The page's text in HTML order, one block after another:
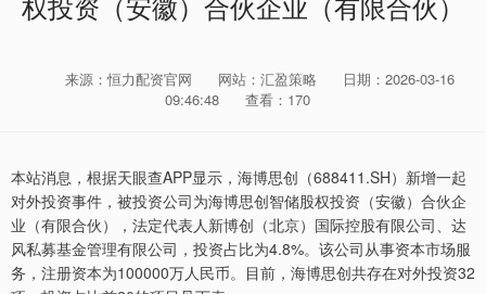
来源：恒力配资官网 网站：汇盈策略
日期：2026-03-16
09:46:48
查看：170
本站消息，根据天眼查APP显示，海博思创（688411.SH）新增一起
对外投资事件，被投资公司为海博思创智储股权投资（安徽）合伙企
业（有限合伙），法定代表人新博创（北京）国际控股有限公司、达
风私募基金管理有限公司，投资占比为4.8%。该公司从事资本市场服
务，注册资本为100000万人民币。目前，海博思创共存在对外投资32